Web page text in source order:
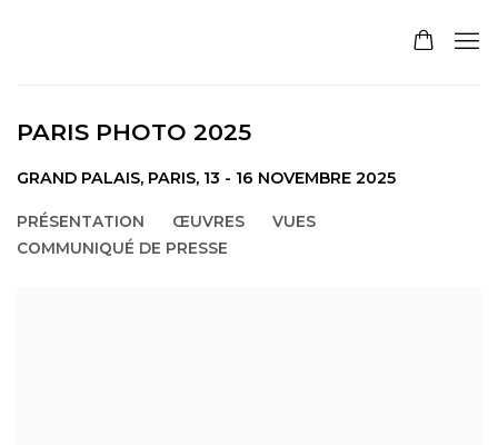
PARIS PHOTO 2025
GRAND PALAIS, PARIS, 13 - 16 NOVEMBRE 2025
PRÉSENTATION ŒUVRES
VUES
COMMUNIQUÉ DE PRESSE